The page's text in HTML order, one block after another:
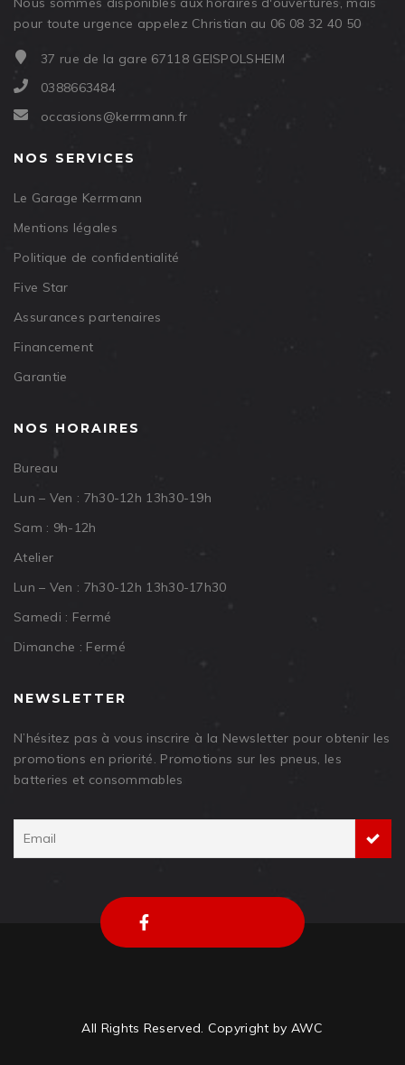
pour toute urgence appelez Christian au 06 08 32 40 50
37 rue de la gare 67118 GEISPOLSHEIM
0388663484
occasions@kerrmann.fr
NOS SERVICES
Le Garage Kerrmann
Mentions légales
Politique de confidentialité
Five Star
Assurances partenaires
Financement
Garantie
NOS HORAIRES
Bureau
Lun – Ven : 7h30-12h 13h30-19h
Sam : 9h-12h
Atelier
Lun – Ven : 7h30-12h 13h30-17h30
Samedi : Fermé
Dimanche : Fermé
NEWSLETTER
N’hésitez pas à vous inscrire à la Newsletter pour obtenir les
promotions en priorité. Promotions sur les pneus, les
batteries et consommables
All Rights Reserved. Copyright by AWC